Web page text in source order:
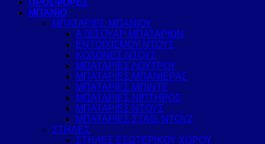
ΠΡΟΣΦΟΡΕΣ
ΜΠΑΝΙΟ
ΜΠΑΤΑΡΙΕΣ ΜΠΑΝΙΟΥ
ΑΞΕΣΟΥΑΡ ΜΠΑΤΑΡΙΩΝ
ΕΝΤΟΙΧΙΣΜΟΥ ΝΤΟΥΣ
ΚΟΛΟΝΕΣ ΝΤΟΥΣ
ΜΠΑΤΑΡΙΕΣ ΛΟΥΤΡΟΥ
ΜΠΑΤΑΡΙΕΣ ΜΠΑΝΙΕΡΑΣ
ΜΠΑΤΑΡΙΕΣ ΜΠΙΝΤΕ
ΜΠΑΤΑΡΙΕΣ ΝΙΠΤΗΡΟΣ
ΜΠΑΤΑΡΙΕΣ ΝΤΟΥΣ
ΜΠΑΤΑΡΙΕΣ ΣΤΑΘ. ΝΤΟΥΖ
ΣΤΗΛΕΣ
ΣΤΗΛΕΣ ΕΣΩΤΕΡΙΚΟΥ ΧΩΡΟΥ